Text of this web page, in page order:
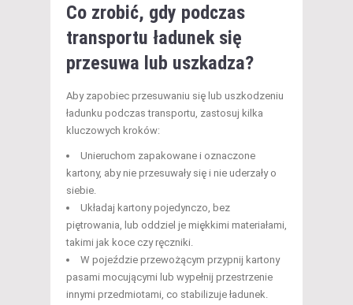
Co zrobić, gdy podczas
transportu ładunek się
przesuwa lub uszkadza?
Aby zapobiec przesuwaniu się lub uszkodzeniu
ładunku podczas transportu, zastosuj kilka
kluczowych kroków:
Unieruchom zapakowane i oznaczone
kartony, aby nie przesuwały się i nie uderzały o
siebie.
Układaj kartony pojedynczo, bez
piętrowania, lub oddziel je miękkimi materiałami,
takimi jak koce czy ręczniki.
W pojeździe przewożącym przypnij kartony
pasami mocującymi lub wypełnij przestrzenie
innymi przedmiotami, co stabilizuje ładunek.